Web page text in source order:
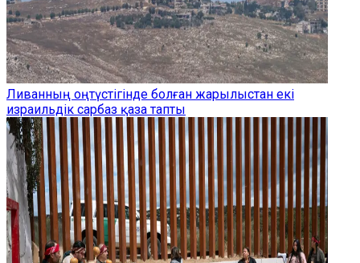
Ливанның оңтүстігінде болған жарылыстан екі
израильдік сарбаз қаза тапты